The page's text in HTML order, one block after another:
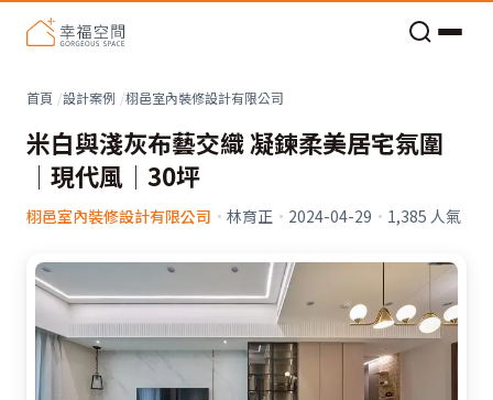
首頁 設計案例 栩邑室內裝修設計有限公司
米白與淺灰布藝交織 凝鍊柔美居宅氛圍
│現代風│30坪
栩邑室內裝修設計有限公司 · 林育正 · 2024-04-29 · 1,385 人氣